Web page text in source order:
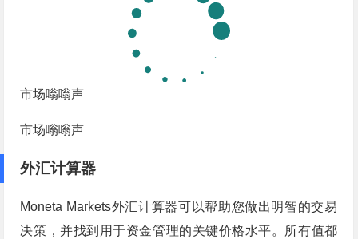
市场嗡嗡声
市场嗡嗡声
外汇计算器
Moneta Markets外汇计算器可以帮助您做出明智的交易
决策，并找到用于资金管理的关键价格水平。所有值都